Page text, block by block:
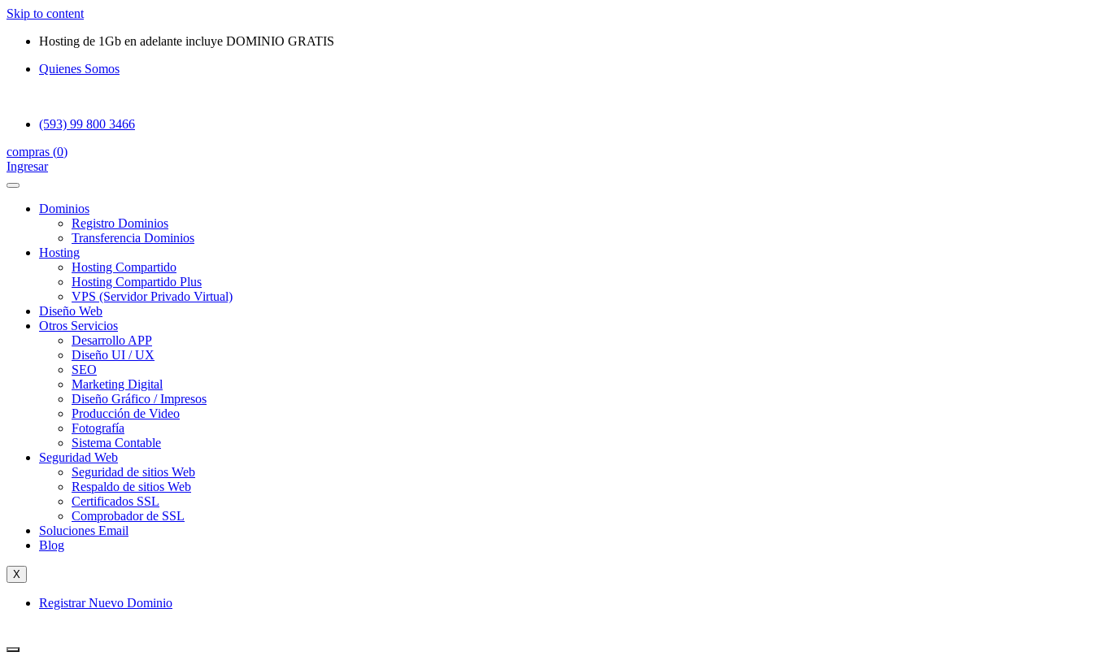
Skip to content
Hosting de 1Gb en adelante incluye DOMINIO GRATIS
Quienes Somos
(593) 99 800 3466
compras (0)
Ingresar
Dominios
Registro Dominios
Transferencia Dominios
Hosting
Hosting Compartido
Hosting Compartido Plus
VPS (Servidor Privado Virtual)
Diseño Web
Otros Servicios
Desarrollo APP
Diseño UI / UX
SEO
Marketing Digital
Diseño Gráfico / Impresos
Producción de Video
Fotografía
Sistema Contable
Seguridad Web
Seguridad de sitios Web
Respaldo de sitios Web
Certificados SSL
Comprobador de SSL
Soluciones Email
Blog
X
Registrar Nuevo Dominio